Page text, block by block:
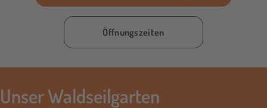
Öffnungszeiten
Unser Waldseilgarten